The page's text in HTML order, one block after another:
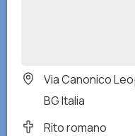
Via Canonico
BG Italia
Rito romano